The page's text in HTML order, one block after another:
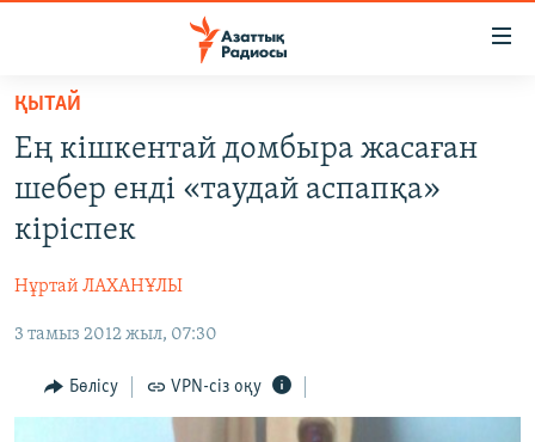
Skip
main
content
Skip
to
main
Navigation
Skip
Search
САЯСАТ
AZATTYQTV
АДАМ ҚҰҚЫҚТАРЫ
ӘЛЕУМЕТ
ӘЛЕМ
АРНАЙЫ ЖОБАЛАР
ҚЫТАЙ
Ең кішкентай домбыра жасаған
шебер енді «таудай аспапқа»
кіріспек
Нұртай ЛАХАНҰЛЫ
3 тамыз 2012 жыл, 07:30
Бөлісу VPN-сіз оқу